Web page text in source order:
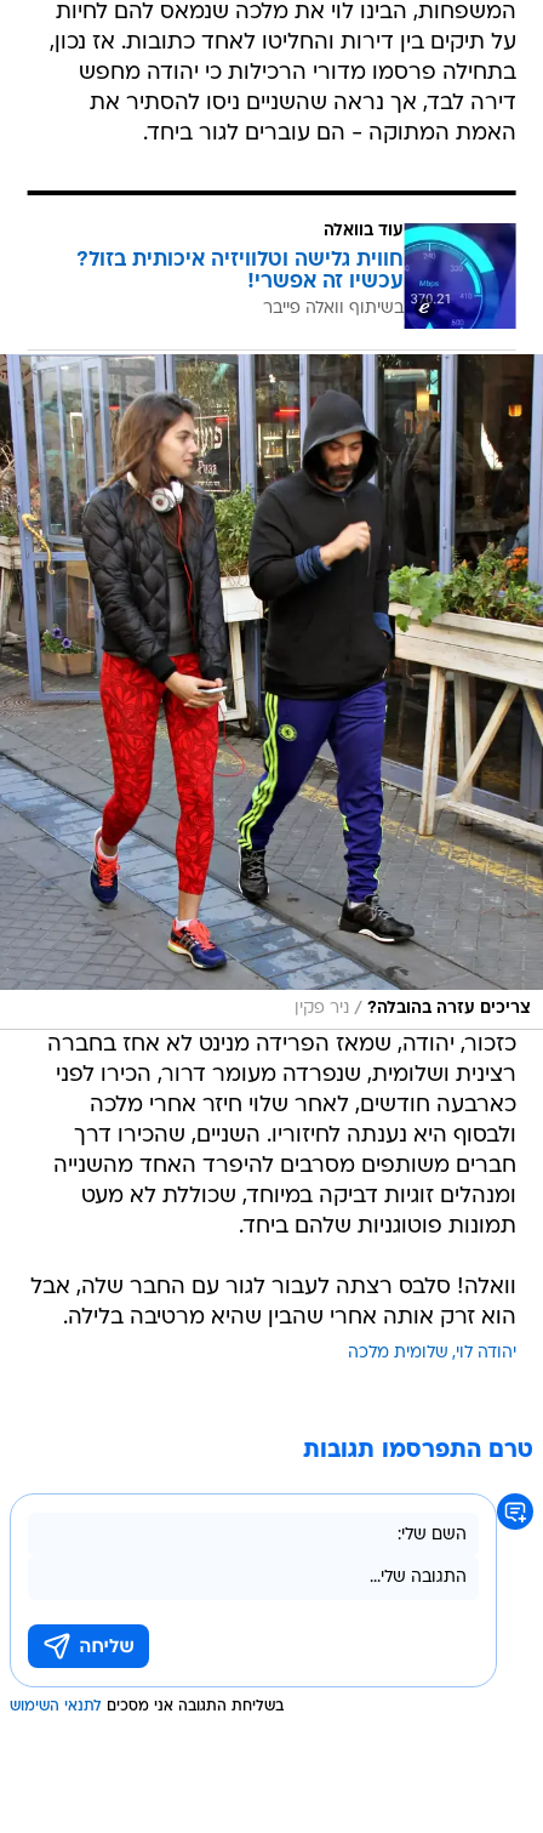
המשפחות, הבינו לוי את מלכה שנמאס להם לחיות
על תיקים בין דירות והחליטו לאחד כתובות. אז נכון,
בתחילה פרסמו מדורי הרכילות כי יהודה מחפש
דירה לבד, אך נראה שהשניים ניסו להסתיר את
האמת המתוקה - הם עוברים לגור ביחד.
עוד בוואלה
חווית גלישה וטלוויזיה איכותית בזול?
עכשיו זה אפשרי!
בשיתוף וואלה פייבר
צריכים עזרה בהובלה? / ניר פקין
כזכור, יהודה, שמאז הפרידה מנינט לא אחז בחברה
רצינית ושלומית, שנפרדה מעומר דרור, הכירו לפני
כארבעה חודשים, לאחר שלוי חיזר אחרי מלכה
ולבסוף היא נענתה לחיזוריו. השניים, שהכירו דרך
חברים משותפים מסרבים להיפרד האחד מהשנייה
ומנהלים זוגיות דביקה במיוחד, שכוללת לא מעט
תמונות פוטוגניות שלהם ביחד.
וואלה! סלבס רצתה לעבור לגור עם החבר שלה, אבל
הוא זרק אותה אחרי שהבין שהיא מרטיבה בלילה.
יהודה לוי שלומית מלכה
טרם התפרסמו תגובות
בשליחת התגובה אני מסכים לתנאי השימוש